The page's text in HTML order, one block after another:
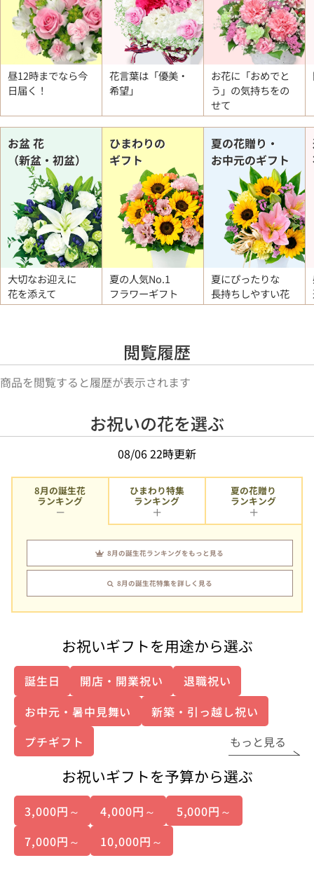
昼12時までなら今
日届く！
花言葉は「優美・
希望」
お花に「おめでと
う」の気持ちをの
せて
お盆 花
（新盆・初盆）
大切なお迎えに
花を添えて
ひまわりの
ギフト
夏の人気No.1
フラワーギフト
夏の花贈り・
お中元のギフト
夏にぴったりな
長持ちしやすい花
閲覧履歴
商品を閲覧すると履歴が表示されます
お祝いの花を選ぶ
08/06 22時更新
8月の誕生花
ランキング
8月の誕生花ランキングをもっと見る
8月の誕生花特集を詳しく見る
ひまわり特集
ランキング
夏の花贈り
ランキング
お祝いギフトを用途から選ぶ
誕生日 開店・開業祝い
退職祝い
お中元・暑中見舞い
新築・引っ越し祝い
プチギフト
もっと見る
お祝いギフトを予算から選ぶ
3,000円～ 4,000円～
5,000円～
7,000円～
10,000円～